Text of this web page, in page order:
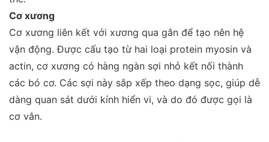
Cơ xương
Cơ xương liên kết với xương qua gân để tạo nên hệ
vận động. Được cấu tạo từ hai loại protein myosin và
actin, cơ xương có hàng ngàn sợi nhỏ kết nối thành
các bó cơ. Các sợi này sắp xếp theo dạng sọc, giúp dễ
dàng quan sát dưới kính hiển vi, và do đó được gọi là
cơ vân.